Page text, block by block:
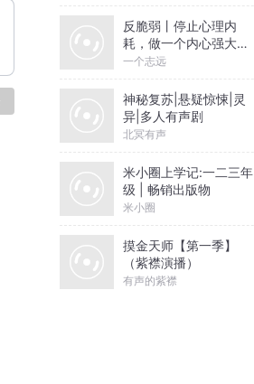
反脆弱丨停止心理内
耗，做一个内心强大的
人丨一个志远演播
一个志远
神秘复苏|悬疑惊悚|灵
异|多人有声剧
北冥有声
米小圈上学记:一二三年
级 | 畅销出版物
米小圈
摸金天师【第一季】
（紫襟演播）
有声的紫襟